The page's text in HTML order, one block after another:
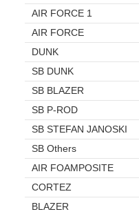
AIR FORCE 1
AIR FORCE
DUNK
SB DUNK
SB BLAZER
SB P-ROD
SB STEFAN JANOSKI
SB Others
AIR FOAMPOSITE
CORTEZ
BLAZER